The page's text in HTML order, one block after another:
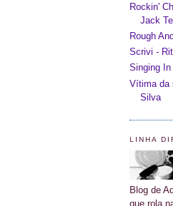
Rockin'
Jack
Rough
Scrivi -
Singing
Vítima da
Silva
LINHA
Blog de
que rola